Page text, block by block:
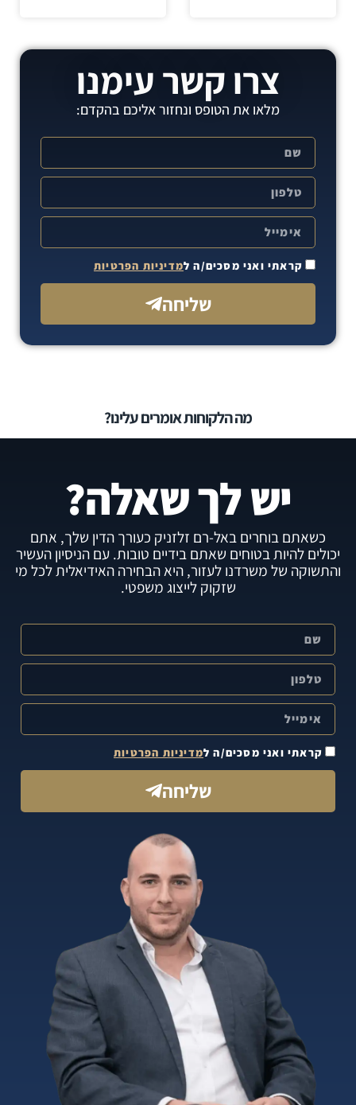
צרו קשר עימנו
מלאו את הטופס ונחזור אליכם בהקדם:
קראתי ואני מסכים/ה למדיניות הפרטיות
שליחה
מה הלקוחות אומרים עלינו?
יש לך שאלה?
כשאתם בוחרים באל-רם זלזניק כעורך הדין שלך, אתם
יכולים להיות בטוחים שאתם בידיים טובות. עם הניסיון העשיר
והתשוקה של משרדנו לעזור, היא הבחירה האידיאלית לכל מי
שזקוק לייצוג משפטי.
קראתי ואני מסכים/ה למדיניות הפרטיות
שליחה